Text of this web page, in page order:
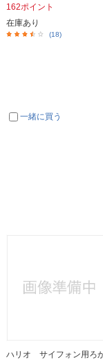
162ポイント
在庫あり
(18)
一緒に買う
ハリオ サイフォン用ろ